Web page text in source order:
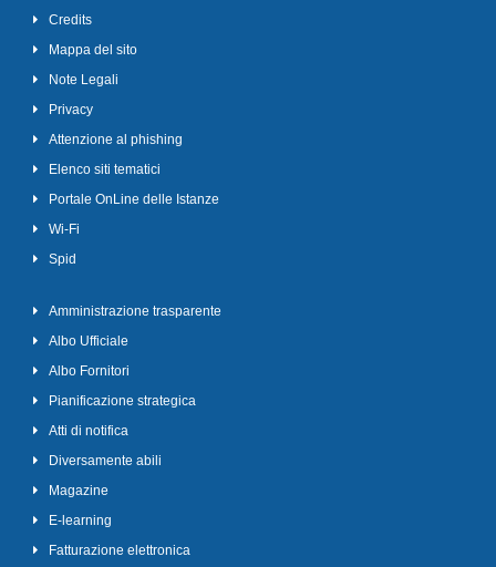
Credits
Mappa del sito
Note Legali
Privacy
Attenzione al phishing
Elenco siti tematici
Portale OnLine delle Istanze
Wi-Fi
Spid
Amministrazione trasparente
Albo Ufficiale
Albo Fornitori
Pianificazione strategica
Atti di notifica
Diversamente abili
Magazine
E-learning
Fatturazione elettronica